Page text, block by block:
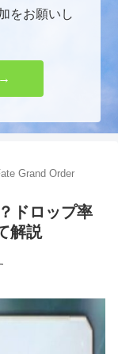
をお願いし
Grand Order
ドロップ率
解説